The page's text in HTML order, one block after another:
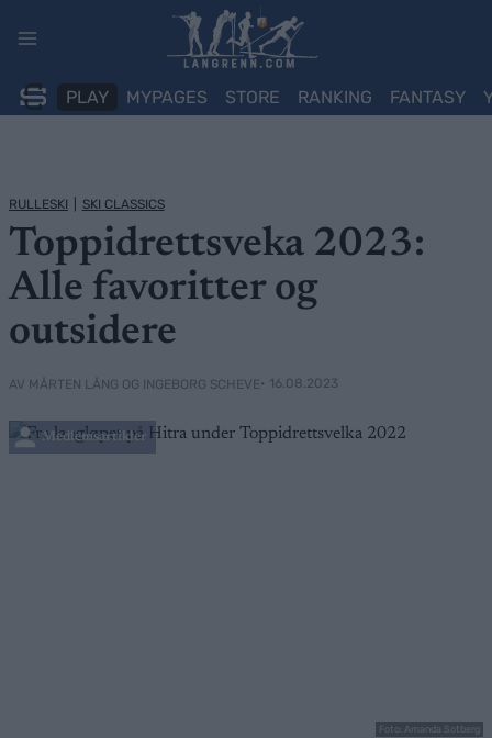
PLAY MYPAGES STORE RANKING FANTASY
RULLESKI SKI CLASSICS
Toppidrettsveka 2023:
Alle favoritter og
outsidere
AV MÅRTEN LÅNG OG INGEBORG SCHEVE• 16.08.2023
Medlemsartikler
Foto: Amanda Sotberg